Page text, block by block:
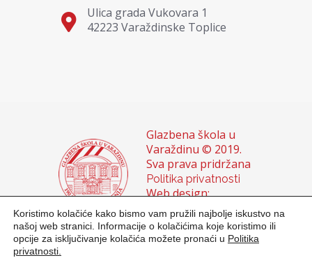
Ulica grada Vukovara 1
42223 Varaždinske Toplice
Glazbena škola u
Varaždinu © 2019.
Sva prava pridržana
Politika privatnosti
Web design:
Domagoj Sigur &
Sanja Buhin
Koristimo kolačiće kako bismo vam pružili najbolje iskustvo na
našoj web stranici. Informacije o kolačićima koje koristimo ili
opcije za isključivanje kolačića možete pronaći u Politika
privatnosti.